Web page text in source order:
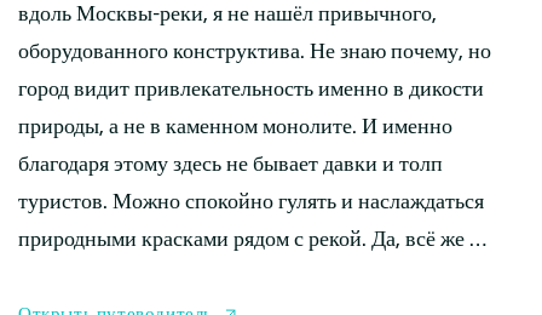
вдоль Москвы-реки, я не нашёл привычного,
оборудованного конструктива. Не знаю почему, но
город видит привлекательность именно в дикости
природы, а не в каменном монолите. И именно
благодаря этому здесь не бывает давки и толп
туристов. Можно спокойно гулять и наслаждаться
природными красками рядом с рекой. Да, всё же …